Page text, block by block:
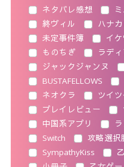
ネタバレ感想
終ヴィル
ハナカ
未定事件簿
イ
ものちぎ
ラデ
ジャックジャンヌ
BUSTAFELLOWS
ネオクラ
ツイツ
プレイレビュー
中国系アプリ
Switch
攻略選択
SympathyKiss